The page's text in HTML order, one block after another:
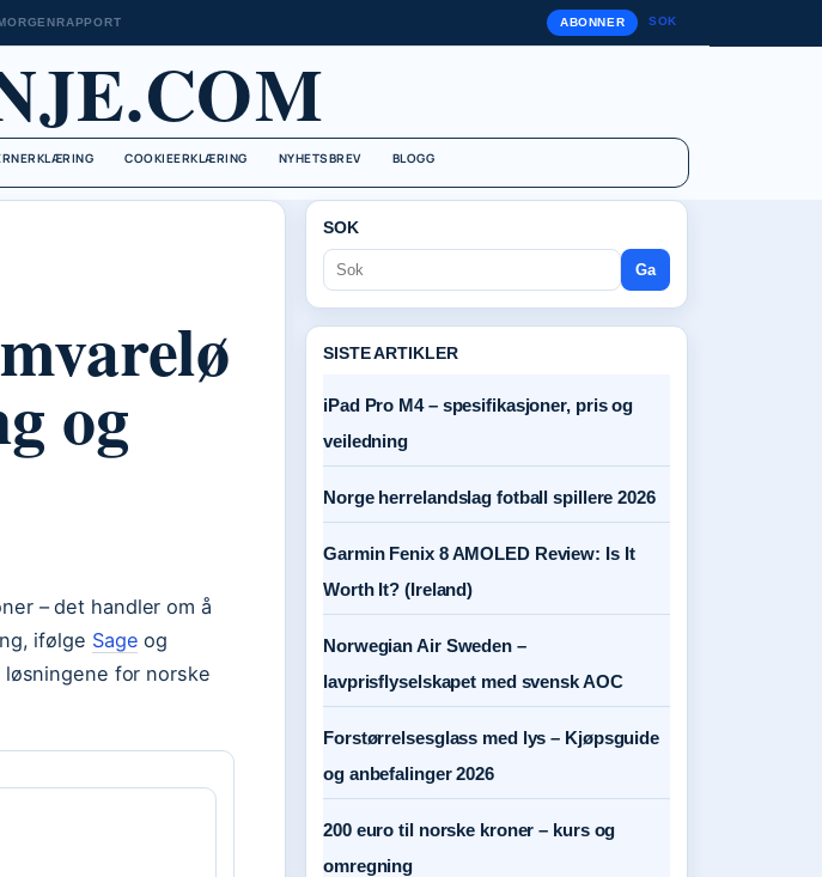
ABONNER SOK
COOKIEERKLÆRING NYHETSBREV BLOGG
og
– det handler om å
ifølge Sage og
for norske
SOK
Ga
SISTE ARTIKLER
iPad Pro M4 – spesifikasjoner, pris og
veiledning
Norge herrelandslag fotball spillere 2026
Garmin Fenix 8 AMOLED Review: Is It
Worth It? (Ireland)
Norwegian Air Sweden –
lavprisflyselskapet med svensk AOC
Forstørrelsesglass med lys – Kjøpsguide
og anbefalinger 2026
200 euro til norske kroner – kurs og
omregning